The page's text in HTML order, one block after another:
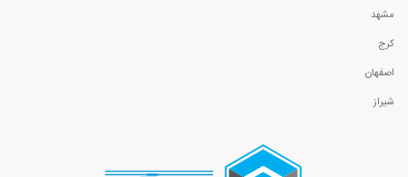
مشهد
کرج
اصفهان
شیراز